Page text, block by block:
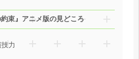
約束』アニメ版の見どころ
力